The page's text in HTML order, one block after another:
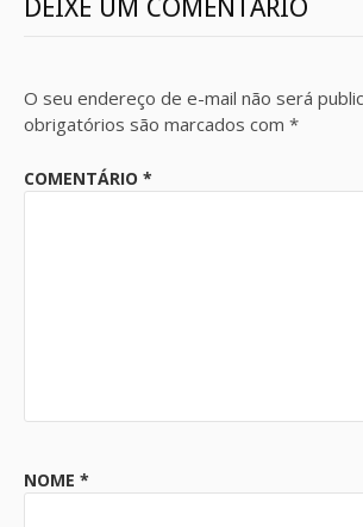
DEIXE UM COMENTÁRIO
O seu endereço de e-mail não será
obrigatórios são marcados com *
COMENTÁRIO *
NOME *